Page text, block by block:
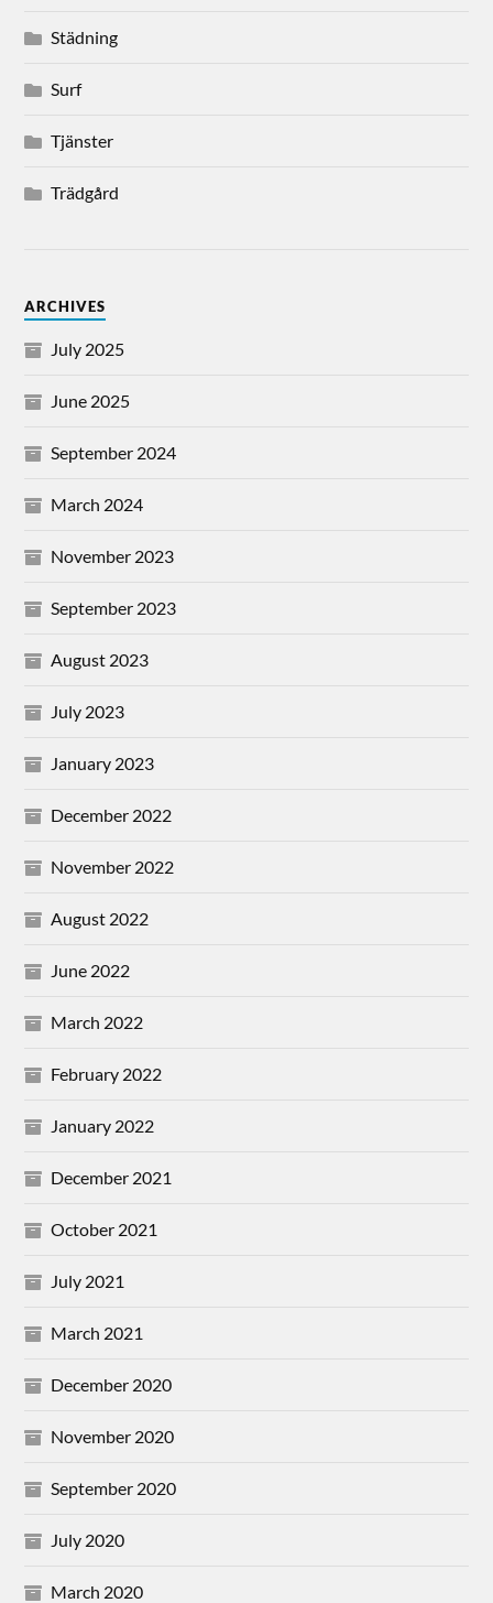
Städning
Surf
Tjänster
Trädgård
ARCHIVES
July 2025
June 2025
September 2024
March 2024
November 2023
September 2023
August 2023
July 2023
January 2023
December 2022
November 2022
August 2022
June 2022
March 2022
February 2022
January 2022
December 2021
October 2021
July 2021
March 2021
December 2020
November 2020
September 2020
July 2020
March 2020